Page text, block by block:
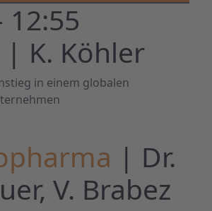
12:55
| K. Köhler
in einem globalen
| Dr.
V. Brabez